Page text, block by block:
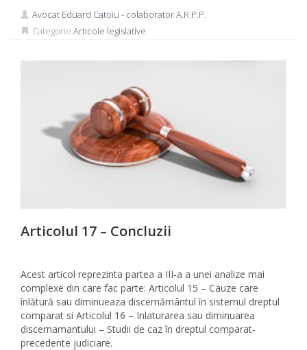
Avocat Eduard Catoiu - colaborator A.R.P.P.
Categorie Articole legislative
Articolul 17 – Concluzii
Acest articol reprezinta partea a III-a a unei analize mai
complexe din care fac parte: Articolul 15 – Cauze care
înlătură sau diminueaza discernământul în sistemul dreptul
comparat si Articolul 16 – Inlaturarea sau diminuarea
discernamantului – Studii de caz în dreptul comparat-
precedente judiciare.